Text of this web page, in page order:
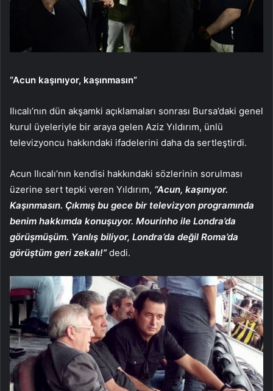
“Acun kaşınıyor, kaşınmasın”
Ilıcalı’nın dün akşamki açıklamaları sonrası Bursa’daki genel
kurul üyeleriyle bir araya gelen Aziz Yıldırım, ünlü
televizyoncu hakkındaki ifadelerini daha da sertleştirdi.
Acun Ilıcalı’nın kendisi hakkındaki sözlerinin sorulması
üzerine sert tepki veren Yıldırım, “Acun, kaşınıyor.
Kaşınmasın. Çıkmış bu gece bir televizyon programında
benim hakkımda konuşuyor. Mourinho ile Londra’da
görüşmüşüm. Yanlış biliyor, Londra’da değil Roma’da
görüştüm geri zekalı!”dedi.